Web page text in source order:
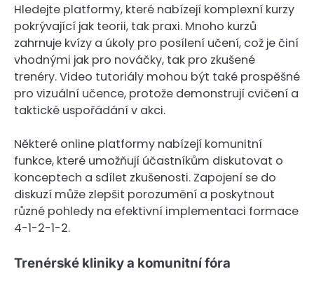
Hledejte platformy, které nabízejí komplexní kurzy
pokrývající jak teorii, tak praxi. Mnoho kurzů
zahrnuje kvízy a úkoly pro posílení učení, což je činí
vhodnými jak pro nováčky, tak pro zkušené
trenéry. Video tutoriály mohou být také prospěšné
pro vizuální učence, protože demonstrují cvičení a
taktické uspořádání v akci.
Některé online platformy nabízejí komunitní
funkce, které umožňují účastníkům diskutovat o
konceptech a sdílet zkušenosti. Zapojení se do
diskuzí může zlepšit porozumění a poskytnout
různé pohledy na efektivní implementaci formace
4-1-2-1-2.
Trenérské kliniky a komunitní fóra